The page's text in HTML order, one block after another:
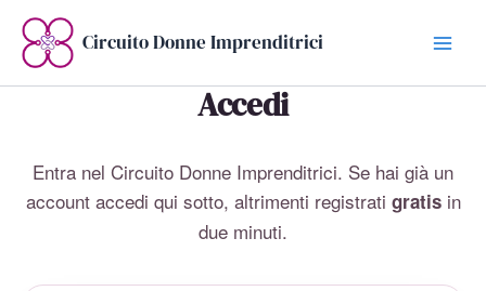
contenuto
Circuito Donne Imprenditrici
Accedi
Entra nel Circuito Donne Imprenditrici. Se hai già un
account accedi qui sotto, altrimenti registrati gratisin
due minuti.